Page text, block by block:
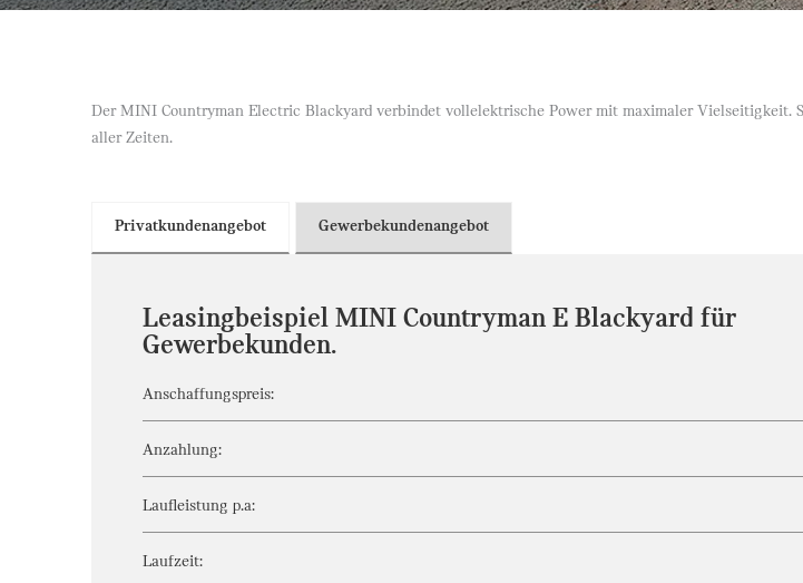
Der MINI Countryman Electric Blackyard verbindet vollelektrische Power mit maximaler
aller Zeiten.
Privatkundenangebot Gewerbekundenangebot
Leasingbeispiel MINI Countryman E Blackyard für
Gewerbekunden.
Anschaffungspreis:
Anzahlung:
Laufleistung p.a:
Laufzeit: